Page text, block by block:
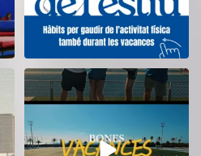
Tanquem una nova temporada al
CEM La Mar Bella. ...